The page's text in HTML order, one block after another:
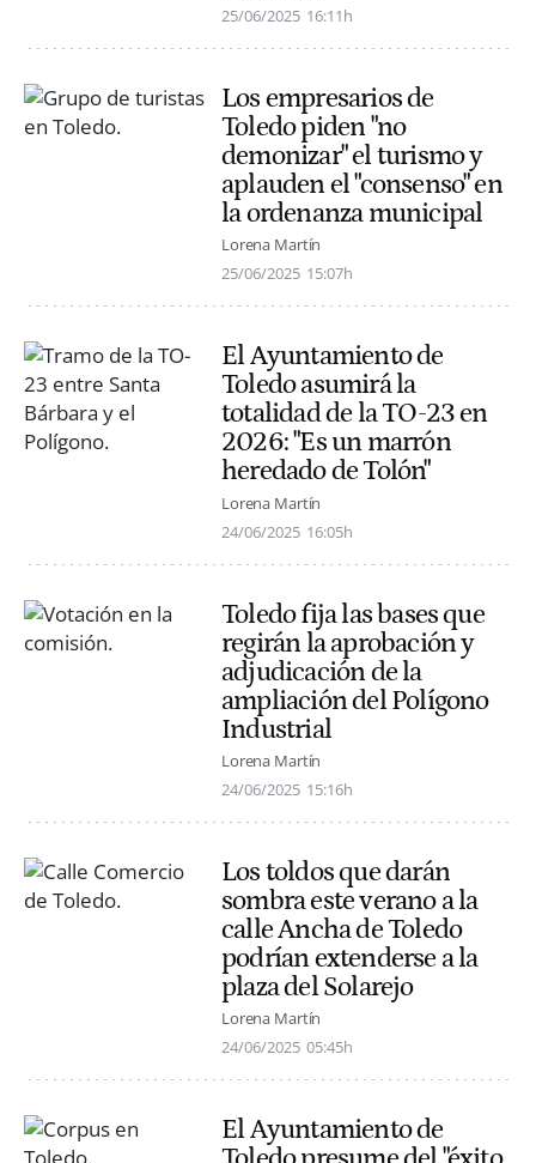
25/06/2025 16:11h
Los empresarios de
Toledo piden "no
demonizar" el turismo y
aplauden el "consenso" en
la ordenanza municipal
Lorena Martín
25/06/2025 15:07h
El Ayuntamiento de
Toledo asumirá la
totalidad de la TO-23 en
2026: "Es un marrón
heredado de Tolón"
Lorena Martín
24/06/2025 16:05h
Toledo fija las bases que
regirán la aprobación y
adjudicación de la
ampliación del Polígono
Industrial
Lorena Martín
24/06/2025 15:16h
Los toldos que darán
sombra este verano a la
calle Ancha de Toledo
podrían extenderse a la
plaza del Solarejo
Lorena Martín
24/06/2025 05:45h
El Ayuntamiento de